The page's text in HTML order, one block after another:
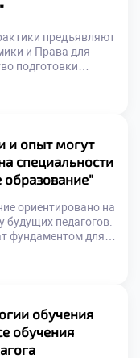
предъявляют
и Права для
подготовки
связывает
Студенты
постепенно. Это
учебы к труду.
и опыт могут
специальности
ориентировано на
педагогов.
фундаментом для
и развития
пробуют
выпуска. […]
обучения
обучения